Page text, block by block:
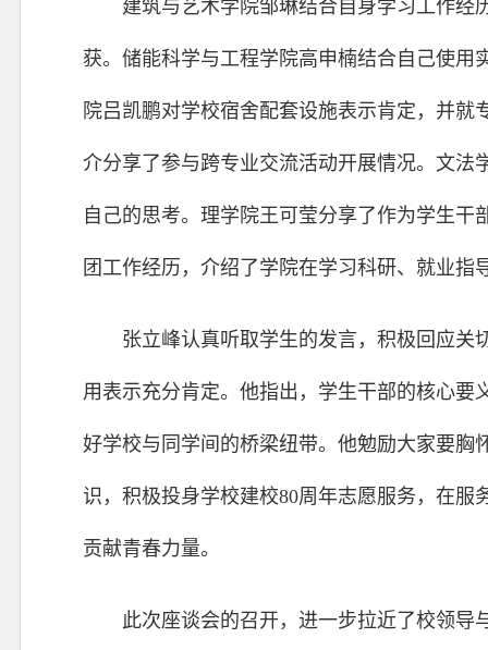
建筑与艺术学院邹琳结合自身学习工作经
获。储能科学与工程学院高申楠结合自己使
院吕凯鹏对学校宿舍配套设施表示肯定，并
介分享了参与跨专业交流活动开展情况。文法
自己的思考。理学院王可莹分享了作为学生
团工作经历，介绍了学院在学习科研、就业指
张立峰认真听取学生的发言，积极回应关
用表示充分肯定。他指出，学生干部的核心要
好学校与同学间的桥梁纽带。他勉励大家要胸
识，积极投身学校建校80周年志愿服务，在
贡献青春力量。
此次座谈会的召开，进一步拉近了校领导